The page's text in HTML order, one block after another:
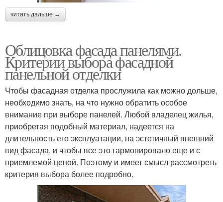
читать дальше →
Облицовка фасада панелями.
Критерии выбора фасадной
панельной отделки
Чтобы фасадная отделка прослужила как можно дольше,
необходимо знать, на что нужно обратить особое
внимание при выборе панелей. Любой владелец жилья,
приобретая подобный материал, надеется на
длительность его эксплуатации, на эстетичный внешний
вид фасада, и чтобы все это гармонировало еще и с
приемлемой ценой. Поэтому и имеет смысл рассмотреть
критерия выбора более подробно.